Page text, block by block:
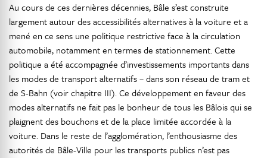
Au cours de ces dernières décennies, Bâle s’est construite
largement autour des accessibilités alternatives à la voiture et a
mené en ce sens une politique restrictive face à la circulation
automobile, notamment en termes de stationnement. Cette
politique a été accompagnée d’investissements importants dans
les modes de transport alternatifs – dans son réseau de tram et
de S-Bahn (voir chapitre III). Ce développement en faveur des
modes alternatifs ne fait pas le bonheur de tous les Bâlois qui se
plaignent des bouchons et de la place limitée accordée à la
voiture. Dans le reste de l’agglomération, l’enthousiasme des
autorités de Bâle-Ville pour les transports publics n’est pas